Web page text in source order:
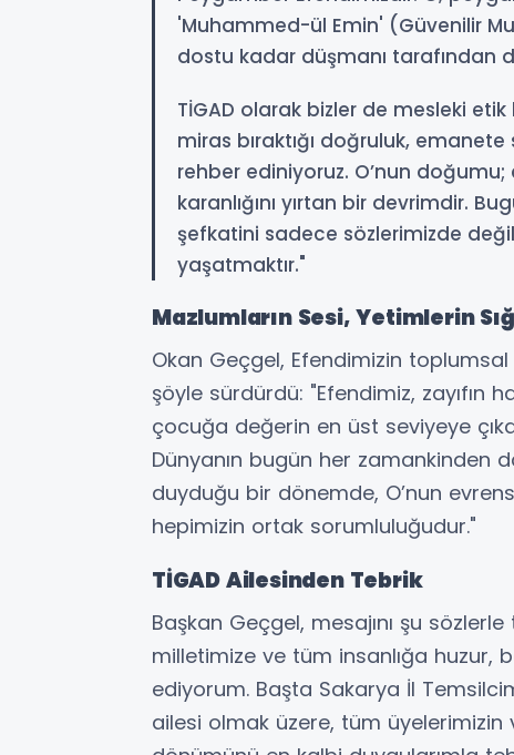
'Muhammed-ül Emin' (Güvenilir
dostu kadar düşmanı tarafından
TİGAD olarak bizler de mesleki etik
miras bıraktığı doğruluk,
rehber ediniyoruz. O’nun
karanlığını yırtan bir devrimdir.
şefkatini sadece sözlerimizde
yaşatmaktır."
Mazlumların Sesi, Yetimlerin
Okan Geçgel, Efendimizin toplumsal
şöyle sürdürdü: "Efendimiz, zayıfın
çocuğa değerin en üst seviyeye
Dünyanın bugün her zamankinden
duyduğu bir dönemde, O’nun
hepimizin ortak sorumluluğudur."
TİGAD Ailesinden Tebrik
Başkan Geçgel, mesajını şu
milletimize ve tüm insanlığa huzur,
ediyorum. Başta Sakarya İl
ailesi olmak üzere, tüm üyelerimizin